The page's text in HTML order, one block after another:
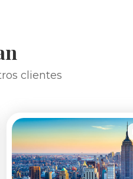
clientes